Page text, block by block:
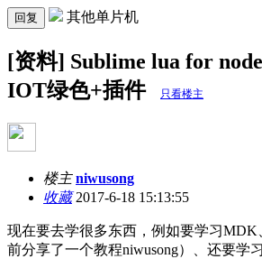
回复 其他单片机
[资料] Sublime lua for
IOT绿色+插件
只看楼主
楼主 niwusong
收藏2017-6-18 15:13:55
现在要去学很多东西，例如要学习MDK
前分享了一个教程niwusong）、还要学